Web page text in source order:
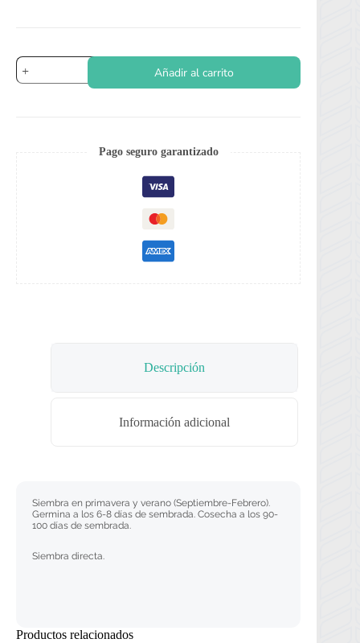
Melón
Escrito
Añadir al carrito
Pago seguro garantizado
Descripción
Información adicional
Siembra en primavera y verano (Septiembre-Febrero).
Germina a los 6-8 días de sembrada. Cosecha a los 90-
100 días de sembrada.
Siembra directa.
Productos relacionados